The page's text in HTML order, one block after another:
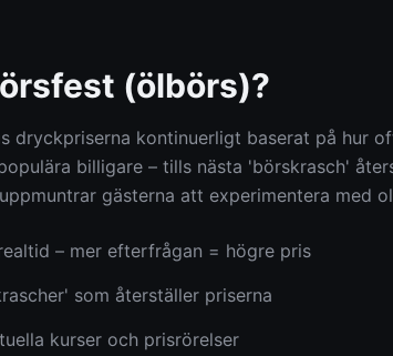
(ölbörs)?
dryckpriserna kontinuerligt baserat på hur
billigare – tills nästa 'börskrasch'
gästerna att experimentera med
– mer efterfrågan = högre pris
som återställer priserna
kurser och prisrörelser